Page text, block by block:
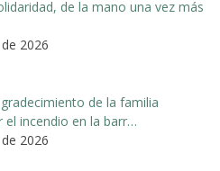
de la mano una vez más
2026
de la familia
el incendio en la barr…
2026